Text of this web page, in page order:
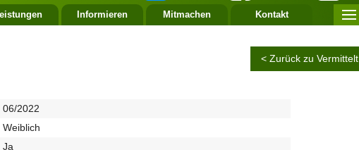
Informieren Mitmachen Kontakt
< Zurück zu Vermittelt
06/2022
Weiblich
Ja